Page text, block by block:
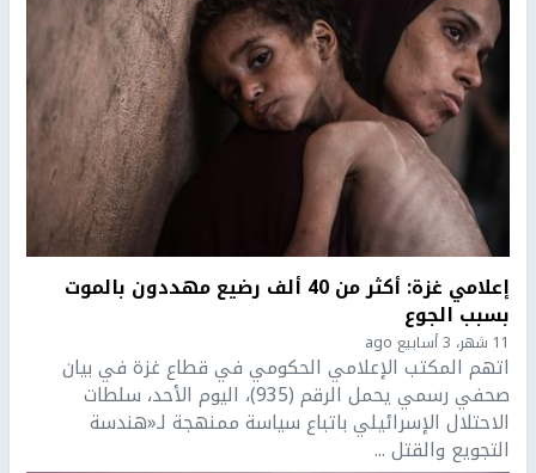
إعلامي غزة: أكثر من 40 ألف رضيع مهددون بالموت
بسبب الجوع
11 شهر، 3 أسابيع ago
اتهم المكتب الإعلامي الحكومي في قطاع غزة في بيان
صحفي رسمي يحمل الرقم (935)، اليوم الأحد، سلطات
الاحتلال الإسرائيلي باتباع سياسة ممنهجة لـ«هندسة
التجويع والقتل ...